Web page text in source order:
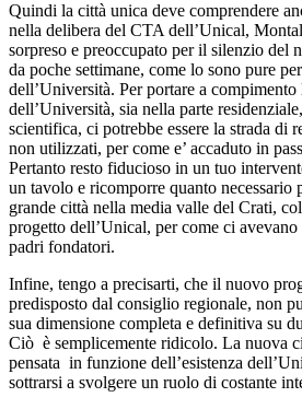
Quindi la città unica deve comprendere
nella delibera del CTA dell’Unical,
sorpreso e preoccupato per il silenzio del
da poche settimane, come lo sono pure
dell’Università. Per portare a compimento
dell’Università, sia nella parte
scientifica, ci potrebbe essere la strada di
non utilizzati, per come e’ accaduto in
Pertanto resto fiducioso in un tuo
un tavolo e ricomporre quanto necessario
grande città nella media valle del Crati,
progetto dell’Unical, per come ci
padri fondatori.
Infine, tengo a precisarti, che il nuovo
predisposto dal consiglio regionale, non
sua dimensione completa e definitiva su
Ciò è semplicemente ridicolo. La nuova
pensata in funzione dell’esistenza
sottrarsi a svolgere un ruolo di costante